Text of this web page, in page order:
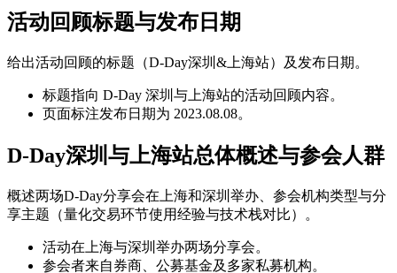
活动回顾标题与发布日期
给出活动回顾的标题（D-Day深圳&上海站）及发布日期。
标题指向 D-Day 深圳与上海站的活动回顾内容。
页面标注发布日期为 2023.08.08。
D-Day深圳与上海站总体概述与参会人群
概述两场D-Day分享会在上海和深圳举办、参会机构类型与分
享主题（量化交易环节使用经验与技术栈对比）。
活动在上海与深圳举办两场分享会。
参会者来自券商、公募基金及多家私募机构。